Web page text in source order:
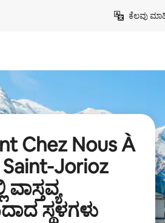
ಕೆಲವು
Chez Nous À
Saint-Jorioz
ಸ್ಥಳಗಳು